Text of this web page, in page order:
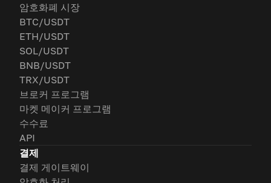
암호화폐 시장
BTC/USDT
ETH/USDT
SOL/USDT
BNB/USDT
TRX/USDT
브로커 프로그램
마켓 메이커 프로그램
수수료
API
결제
결제 게이트웨이